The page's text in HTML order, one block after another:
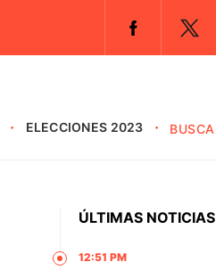
ELECCIONES 2023
ÚLTIMAS NOTICIAS
12:51 PM